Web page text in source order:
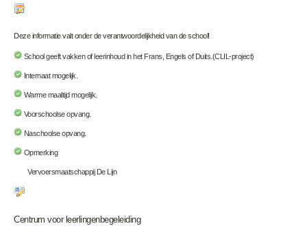
Deze informatie valt onder de verantwoordelijkheid van de school!
School geeft vakken of leerinhoud in het Frans, Engels of Duits.(CLIL-project)
Internaat mogelijk.
Warme maaltijd mogelijk.
Voorschoolse opvang.
Naschoolse opvang.
Opmerking
Vervoersmaatschappij De Lijn
Centrum voor leerlingenbegeleiding